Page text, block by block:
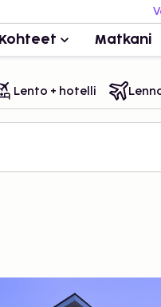
Kohteet Matkani
Lento + hotelli